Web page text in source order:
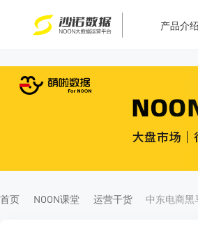
产品介绍
首页 NOON课堂 运营干货